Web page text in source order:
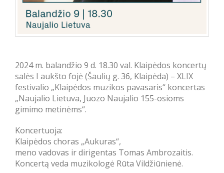
2024 m. balandžio 9 d. 18.30 val. Klaipėdos koncertų
salės I aukšto fojė (Šaulių g. 36, Klaipėda) – XLIX
festivalio „Klaipėdos muzikos pavasaris“ koncertas
„Naujalio Lietuva, Juozo Naujalio 155-osioms
gimimo metinėms“.
Koncertuoja:
Klaipėdos choras „Aukuras“,
meno vadovas ir dirigentas Tomas Ambrozaitis.
Koncertą veda muzikologė Rūta Vildžiūnienė.